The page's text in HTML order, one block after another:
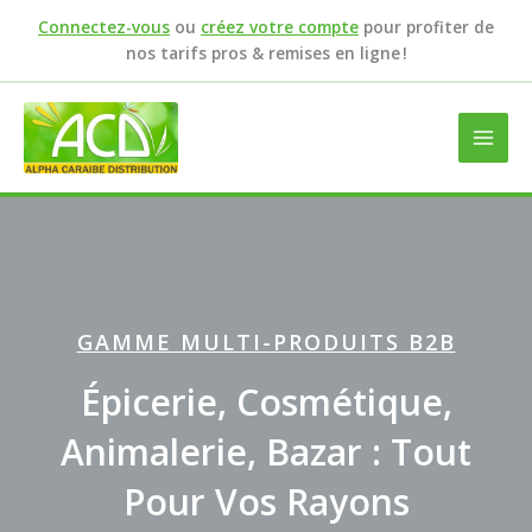
Connectez-vous ou créez votre compte pour profiter de
nos tarifs pros & remises en ligne !
INSCRIVEZ-VOUS
Demandez L’ouverture De
Votre Compte Pro Dès
Maintenant
ALPHA CARAIBE
Distributeur De Produits En
Guadeloupe Et Martinique
GAMME MULTI-PRODUITS B2B
Épicerie, Cosmétique,
Animalerie, Bazar : Tout
Pour Vos Rayons
INSCRIVEZ-VOUS
Demandez L’ouverture De
Votre Compte Pro Dès
Maintenant
ALPHA CARAIBE
Distributeur De Produits En
Guadeloupe Et Martinique